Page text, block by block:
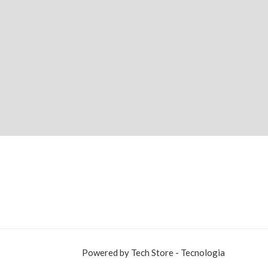
Powered by Tech Store - Tecnologia